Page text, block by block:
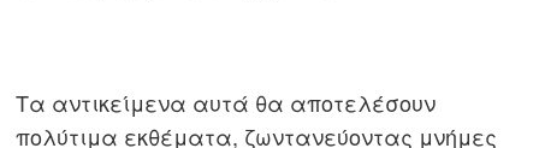
Τα αντικείμενα αυτά θα αποτελέσουν
πολύτιμα εκθέματα, ζωντανεύοντας μνήμες